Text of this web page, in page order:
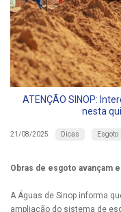
ATENÇÃO SINOP:
nesta
21/08/2025 Dicas Esgoto
Obras de esgoto avançam
A Águas de Sinop informa
ampliação do sistema de